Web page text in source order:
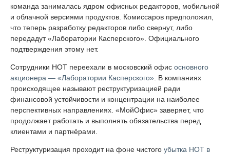
команда занималась ядром офисных редакторов, мобильной
и облачной версиями продуктов. Комиссаров предположил,
что теперь разработку редакторов либо свернут, либо
передадут «Лаборатории Касперского». Официального
подтверждения этому нет.
Сотрудники НОТ переехали в московский офис основного
акционера — «Лаборатории Касперского» . В компаниях
происходящее называют реструктуризацией ради
финансовой устойчивости и концентрации на наиболее
перспективных направлениях. «МойОфис» заверяет, что
продолжает работать и выполнять обязательства перед
клиентами и партнёрами.
Реструктуризация проходит на фоне чистого убытка НОТ в